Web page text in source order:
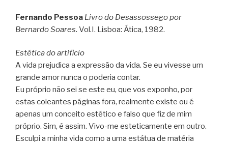
Fernando Pessoa Livro do Desassossego por
Bernardo Soares. Vol.I. Lisboa: Ática, 1982.
Estética do artificio
A vida prejudica a expressão da vida. Se eu vivesse um
grande amor nunca o poderia contar.
Eu próprio não sei se este eu, que vos exponho, por
estas coleantes páginas fora, realmente existe ou é
apenas um conceito estético e falso que fiz de mim
próprio. Sim, é assim. Vivo-me esteticamente em outro.
Esculpi a minha vida como a uma estátua de matéria